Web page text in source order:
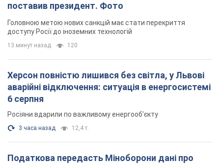
поставив президент. Фото
Головною метою нових санкцій має стати перекриття
доступу Росії до іноземних технологій
13 минут назад 120
Херсон повністю лишився без світла, у Львові
аварійні відключення: ситуація в енергосистемі
6 серпня
Росіяни вдарили по важливому енергооб'єкту
3 часа назад 12,4 т.
Податкова передасть Міноборони дані про